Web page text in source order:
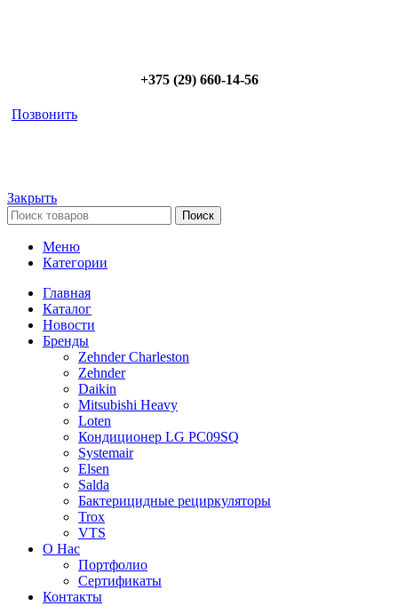
+375 (29) 660-14-56
Позвонить
Закрыть
Поиск
Меню
Категории
Главная
Каталог
Новости
Бренды
Zehnder Charleston
Zehnder
Daikin
Mitsubishi Heavy
Loten
Кондиционер LG PC09SQ
Systemair
Elsen
Salda
Бактерицидные рециркуляторы
Trox
VTS
О Нас
Портфолио
Сертификаты
Контакты